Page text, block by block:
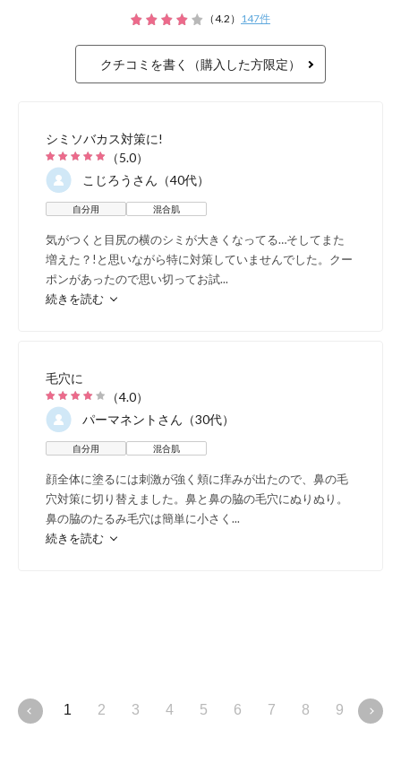
（4.2 ） 147件
クチコミを書く（購入した方限定）
シミソバカス対策に!
（5.0）
こじろう さん（40代）
自分用 混合肌
気がつくと目尻の横のシミが大きくなってる…そしてまた
増えた？!と思いながら特に対策していませんでした。クー
ポンがあったので思い切ってお試...
続きを読む
毛穴に
（4.0）
パーマネント さん（30代）
自分用 混合肌
顔全体に塗るには刺激が強く頬に痒みが出たので、鼻の毛
穴対策に切り替えました。鼻と鼻の脇の毛穴にぬりぬり。
鼻の脇のたるみ毛穴は簡単に小さく ...
続きを読む
1 2 3 4 5 6 7 8 9 10